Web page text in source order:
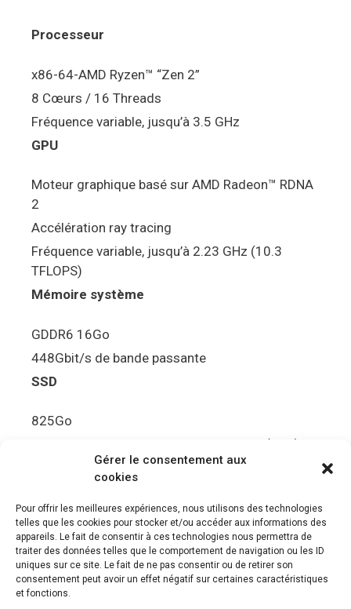
Gérer le consentement aux
cookies
Pour offrir les meilleures expériences, nous utilisons des technologies
telles que les cookies pour stocker et/ou accéder aux informations des
appareils. Le fait de consentir à ces technologies nous permettra de
traiter des données telles que le comportement de navigation ou les ID
uniques sur ce site. Le fait de ne pas consentir ou de retirer son
consentement peut avoir un effet négatif sur certaines caractéristiques
et fonctions.
Processeur
x86-64-AMD Ryzen™ “Zen 2”
8 Cœurs / 16 Threads
Fréquence variable, jusqu’à 3.5 GHz
GPU
Moteur graphique basé sur AMD Radeon™ RDNA
2
Accélération ray tracing
Fréquence variable, jusqu’à 2.23 GHz (10.3
TFLOPS)
Mémoire système
GDDR6 16Go
448Gbit/s de bande passante
SSD
825Go
5.5Gbit/s de bande passante en lecture (Brut)
Disque de jeu PS5
Ultra HD Blu-ray™, jusqu’à 100Go/disque
Sortie vidéo
Compatibilité avec les téléviseurs 4K 120Hz et
8K, VRR (spécification HDMI v. 2.1)